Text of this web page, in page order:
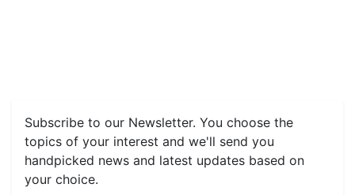
Subscribe to our Newsletter. You choose the
topics of your interest and we'll send you
handpicked news and latest updates based on
your choice.